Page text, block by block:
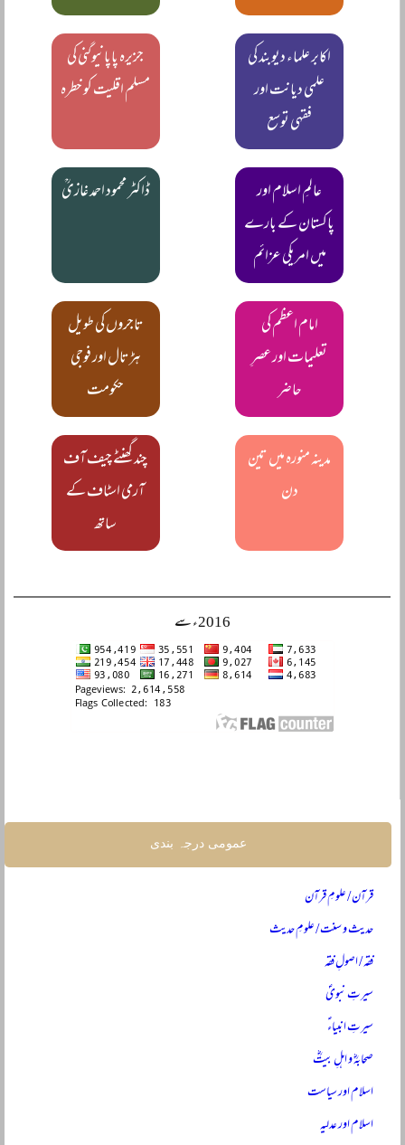
اکابر علماء دیوبند کی
علمی دیانت اور
فقہی توسع
جزیرہ پاپانیوگنی کی
مسلم اقلیت کو خطرہ
عالمِ اسلام اور
پاکستان کے بارے
میں امریکی عزائم
ڈاکٹر محمود احمد غازیؒ
امام اعظم کی
تعلیمات اور عصرِ
حاضر
تاجروں کی طویل
ہڑتال اور فوجی
حکومت
مدینہ منورہ میں تین
دن
چند گھنٹے چیف آف
آرمی اسٹاف کے
ساتھ
2016ء سے
عمومی درجہ بندی
قرآن / علومِ قرآن
حدیث و سنت / علومِ حدیث
فقہ / اصولِ فقہ
سیرتِ نبویؐ
سیرتِ انبیاءؑ
صحابہؓ و اہلِ بیتؓ
اسلام اور سیاست
اسلام اور عدلیہ